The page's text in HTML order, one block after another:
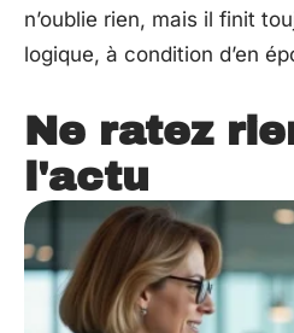
n’oublie rien, mais il finit
logique, à condition d’en
Ne ratez
l'actu